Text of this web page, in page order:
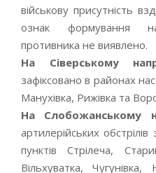
військову присутність
ознак формування
противника не виявлено.
На Сіверському
зафіксовано в районах
Манухівка, Рижівка та
На Слобожанському
артилерійських
пунктів Стрілеча,
Вільхуватка,